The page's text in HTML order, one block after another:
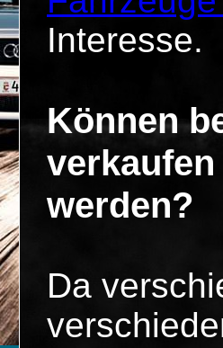
Interesse.
Können
werden?
Da